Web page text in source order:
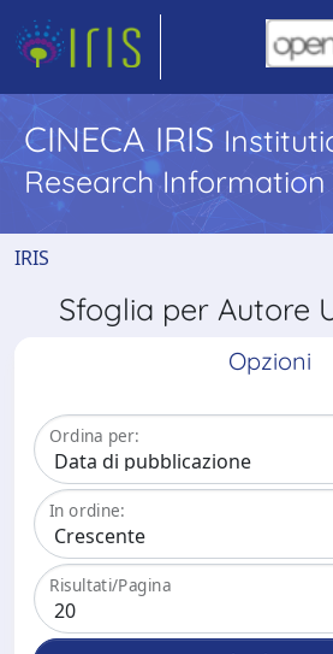
CINECA IRIS
Research Information
IRIS
Sfoglia per Autore
Opzioni
Ordina per:
In ordine:
Risultati/Pagina